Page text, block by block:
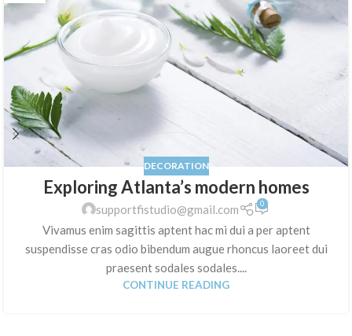
DECORATION
Exploring Atlanta’s modern homes
supportfistudio@gmail.com 0
Vivamus enim sagittis aptent hac mi dui a per aptent
suspendisse cras odio bibendum augue rhoncus laoreet dui
praesent sodales sodales....
CONTINUE READING